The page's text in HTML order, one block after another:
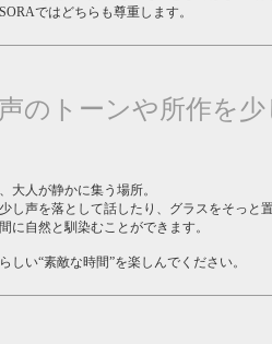
SORAではどちらも尊重します。
のトーンや所作を少
大人が静かに集う場所。
し声を落として話したり、グラスをそっと
に自然と馴染むことができます。
しい“素敵な時間”を楽しんでください。